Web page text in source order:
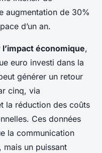
augmentation de 30%
d’un an.
économique,
euro investi dans la
générer un retour
cinq, via
la réduction des coûts
Ces données
la communication
mais un puissant